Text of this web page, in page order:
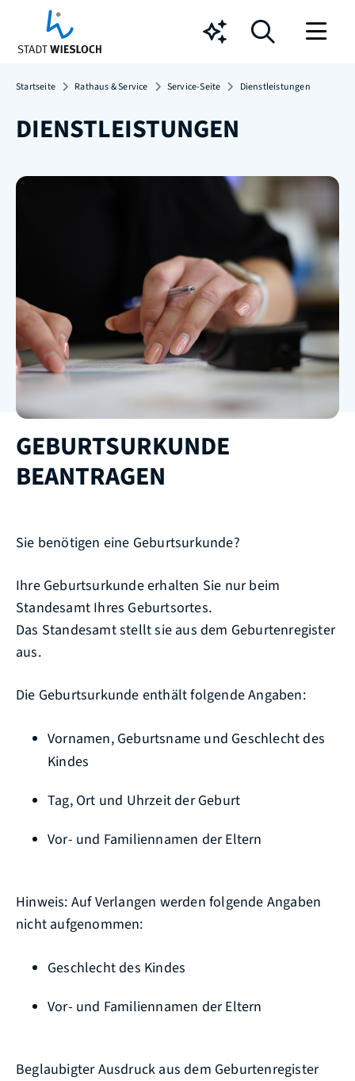
Chatbot
Startseite Rathaus & Service Service-Seite Dienstleistungen
DIENSTLEISTUNGEN
GEBURTSURKUNDE
BEANTRAGEN
Sie benötigen eine Geburtsurkunde?
Ihre Geburtsurkunde erhalten Sie nur beim
Standesamt Ihres Geburtsortes.
Das Standesamt stellt sie aus dem Geburtenregister
aus.
Die Geburtsurkunde enthält folgende Angaben:
Vornamen, Geburtsname und Geschlecht des
Kindes
Tag, Ort und Uhrzeit der Geburt
Vor- und Familiennamen der Eltern
Hinweis: Auf Verlangen werden folgende Angaben
nicht aufgenommen:
Geschlecht des Kindes
Vor- und Familiennamen der Eltern
Beglaubigter Ausdruck aus dem Geburtenregister